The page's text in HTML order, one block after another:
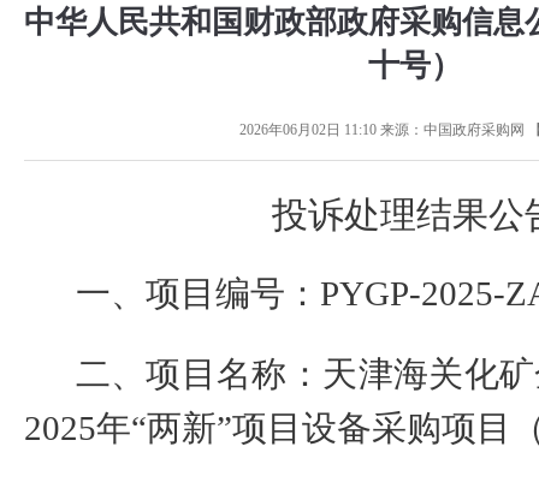
中华人民共和国财政部政府采购信息
十号）
2026年06月02日 11:10来源： 中国政府采购网
投诉处理结果公
一、项目编号： PYGP-2025-
二、项目名称： 天津海关化
2025年“两新”项目设备采购项目